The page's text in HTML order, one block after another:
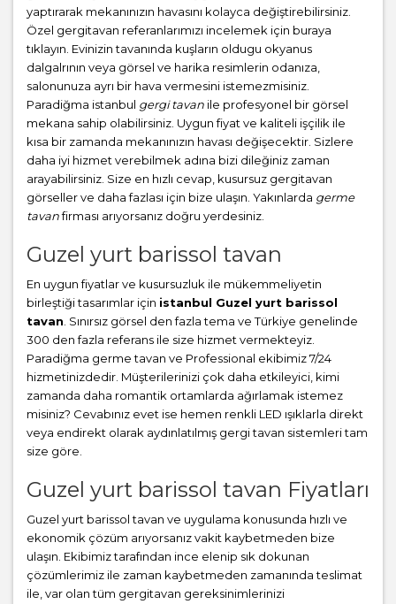
yaptırarak mekanınızın havasını kolayca değiştirebilirsiniz.
Özel gergitavan referanlarımızı incelemek için buraya
tıklayın. Evinizin tavanında kuşların oldugu okyanus
dalgalrının veya görsel ve harika resimlerin odanıza,
salonunuza ayrı bir hava vermesini istemezmisiniz.
Paradiğma istanbul gergi tavan ile profesyonel bir görsel
mekana sahip olabilirsiniz. Uygun fiyat ve kaliteli işçilik ile
kısa bir zamanda mekanınızın havası değişecektir. Sizlere
daha iyi hizmet verebilmek adına bizi dileğiniz zaman
arayabilirsiniz. Size en hızlı cevap, kusursuz gergitavan
görseller ve daha fazlası için bize ulaşın. Yakınlarda germe
tavanfirması arıyorsanız doğru yerdesiniz.
Guzel yurt barissol tavan
En uygun fiyatlar ve kusursuzluk ile mükemmeliyetin
birleştiği tasarımlar için istanbul Guzel yurt barissol
tavan . Sınırsız görsel den fazla tema ve Türkiye genelinde
300 den fazla referans ile size hizmet vermekteyiz.
Paradiğma germe tavan ve Professional ekibimiz 7/24
hizmetinizdedir. Müşterilerinizi çok daha etkileyici, kimi
zamanda daha romantik ortamlarda ağırlamak istemez
misiniz? Cevabınız evet ise hemen renkli LED ışıklarla direkt
veya endirekt olarak aydınlatılmış gergi tavan sistemleri tam
size göre.
Guzel yurt barissol tavan Fiyatları
Guzel yurt barissol tavan ve uygulama konusunda hızlı ve
ekonomik çözüm arıyorsanız vakit kaybetmeden bize
ulaşın. Ekibimiz tarafından ince elenip sık dokunan
çözümlerimiz ile zaman kaybetmeden zamanında teslimat
ile, var olan tüm gergitavan gereksinimlerinizi